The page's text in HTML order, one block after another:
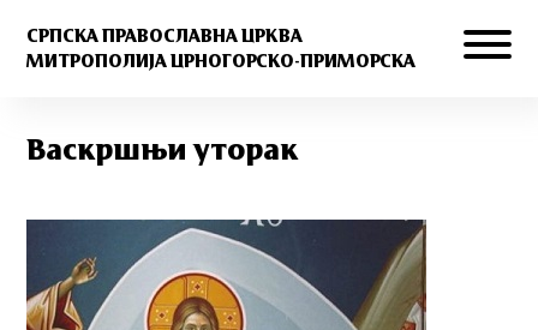
СРПСКА ПРАВОСЛАВНА ЦРКВА
МИТРОПОЛИЈА ЦРНОГОРСКО-ПРИМОРСКА
Васкршњи уторак